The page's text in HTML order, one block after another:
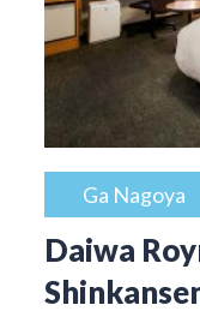
Ga Nagoya
Daiwa